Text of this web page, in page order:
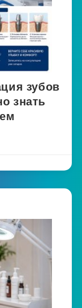
зубов
знать